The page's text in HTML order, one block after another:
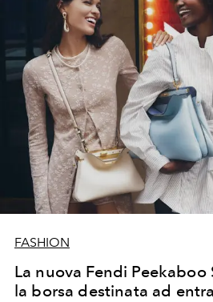
FASHION
La nuova Fendi Peekaboo
la borsa destinata ad